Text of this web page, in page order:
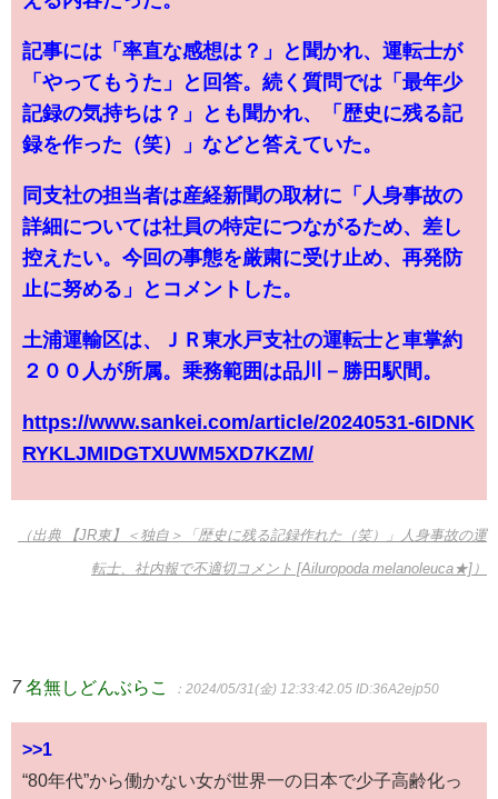
記事には「率直な感想は？」と聞かれ、運転士が
「やってもうた」と回答。続く質問では「最年少
記録の気持ちは？」とも聞かれ、「歴史に残る記
録を作った（笑）」などと答えていた。
同支社の担当者は産経新聞の取材に「人身事故の
詳細については社員の特定につながるため、差し
控えたい。今回の事態を厳粛に受け止め、再発防
止に努める」とコメントした。
土浦運輸区は、ＪＲ東水戸支社の運転士と車掌約
２００人が所属。乗務範囲は品川－勝田駅間。
https://www.sankei.com/article/20240531-6IDNK
RYKLJMIDGTXUWM5XD7KZM/
（出典 【JR東】＜独自＞「歴史に残る記録作れた（笑）」人身事故の運
転士、社内報で不適切コメント [Ailuropoda melanoleuca★]）
7 名無しどんぶらこ ：2024/05/31(金) 12:33:42.05 ID:36A2ejp50
>>1
“80年代”から働かない女が世界一の日本で少子高齢化っ